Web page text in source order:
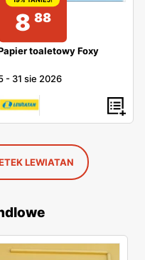
8 88
toaletowy Foxy
- 31 sie 2026
LEWIATAN